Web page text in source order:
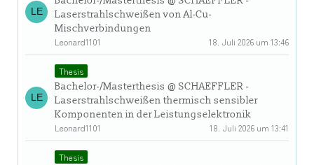
Laserstrahlschweißen von Al-Cu-
Mischverbindungen
Leonard1101
18. Juli 2026 um 13:46
Thesis
Bachelor-/Masterthesis @ SCHAEFFLER -
Laserstrahlschweißen thermisch sensibler
Komponenten in der Leistungselektronik
Leonard1101
18. Juli 2026 um 13:41
Thesis